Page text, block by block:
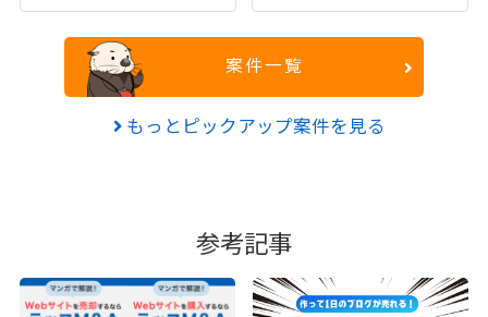
案件一覧
もっとピックアップ案件を見る
参考記事